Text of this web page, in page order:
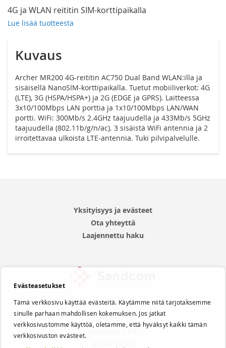
4G ja WLAN reititin SIM-korttipaikalla
Lue lisää tuotteesta
Kuvaus
Archer MR200 4G-reititin AC750 Dual Band WLAN:illa ja
sisäisellä NanoSIM-korttipaikalla. Tuetut mobiiliverkot: 4G
(LTE), 3G (HSPA/HSPA+) ja 2G (EDGE ja GPRS). Laitteessa
3x10/100Mbps LAN porttia ja 1x10/100Mbps LAN/WAN
portti. WiFi: 300Mb/s 2.4GHz taajuudella ja 433Mb/s 5GHz
taajuudella (802.11b/g/n/ac). 3 sisäistä WiFi antennia ja 2
irroitettavaa ulkoista LTE-antennia. Tuki pilvipalvelulle.
Sandcom Oy
Yksityisyys ja evästeet
Ota yhteyttä
Laajennettu haku
Evästeasetukset
Tämä verkkosivu käyttää evästeitä. Käytämme niitä tarjotaksemme
sinulle parhaan mahdollisen kokemuksen. Jos jatkat
verkkosivustomme käyttöä, oletamme, että hyväksyt kaikki tämän
verkkosivuston evästeet.